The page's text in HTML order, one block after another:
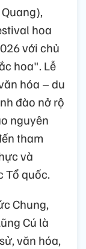
hoa
với chủ
hoa". Lễ
hóa – du
đào nở rộ
nguyên
tham
và
Tổ quốc.
Chung,
Cú là
văn hóa,